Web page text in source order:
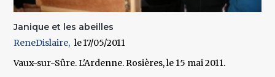
Janique et les abeilles
ReneDislaire
17/05/2011
Vaux-sur-Sûre. L'Ardenne. Rosières, le 15 mai 2011.